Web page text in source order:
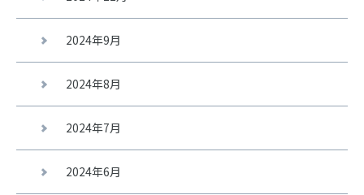
2024年9月
2024年8月
2024年7月
2024年6月